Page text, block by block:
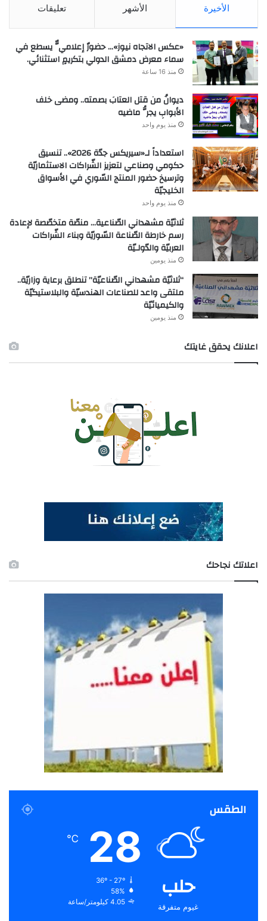
الأخيرة الأشهر تعليقات
«عكس الاتجاه نيوز»… حضورٌ إعلاميٌّ يسطع في
سماء معرض دمشق الدولي بتكريمٍ استثنائي.
منذ 16 ساعة
ديوانُ من قتل العتابَ بصمته.. ومضى خلف
الأبوابِ يجرُّ ماضيه
منذ يوم واحد
استعداداً لـ«سيريكس جدّة 2026».. تنسيق
حكومي وصناعي لتعزيز الشّراكات الاستثماريّة
وترسيخ حضور المنتج السّوري في الأسواق
الخليجيّة
منذ يوم واحد
ثلاثيّة مشهداني الصّناعية… منصّة متخصّصة لإعادة
رسم خارطة الصّناعة السّوريّة وبناء الشّراكات
العربيّة والدّولـيّة
منذ يومين
“ثلاثيّة مشهداني الصّناعيّة” تنطلق برعاية وزاريّة..
ملتقى واعد للصناعات الهندسيّة والبلاستيكيّة
والكيميائيّة
منذ يومين
اعلانك يحقق غايتك
اعلاتك نجاحك
الطقس
حلب
غيوم متفرقة
28
℃
36º - 27º
58%
4.05 كيلومتر/ساعة